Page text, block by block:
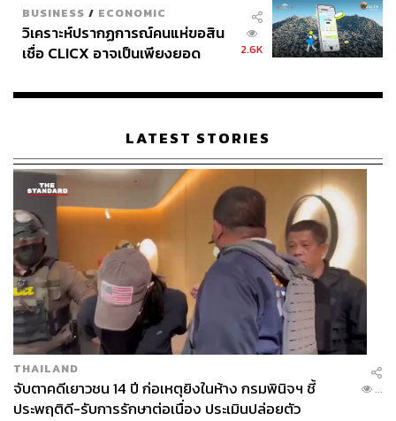
BUSINESS / ECONOMIC
วิเคราะห์ปรากฏการณ์คนแห่ขอสิน
เชื่อ CLICX อาจเป็นเพียงยอด
เรือนไทยที่ถูกซุกไว้
2.6K
LATEST STORIES
THAILAND
จับตาคดีเยาวชน 14 ปี ก่อเหตุยิงในห้าง กรมพินิจฯ ชี้
ประพฤติดี-รับการรักษาต่อเนื่อง ประเมินปล่อยตัว
...